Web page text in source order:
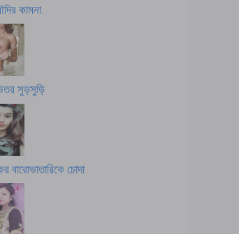
কামনা
সুড়সুড়ি
বারোভাতারিকে চোদা